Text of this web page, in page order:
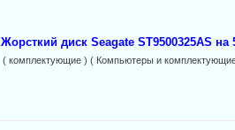
Жорсткий диск Seagate ST9500325AS на
( комплектующие ) ( Компьютеры и